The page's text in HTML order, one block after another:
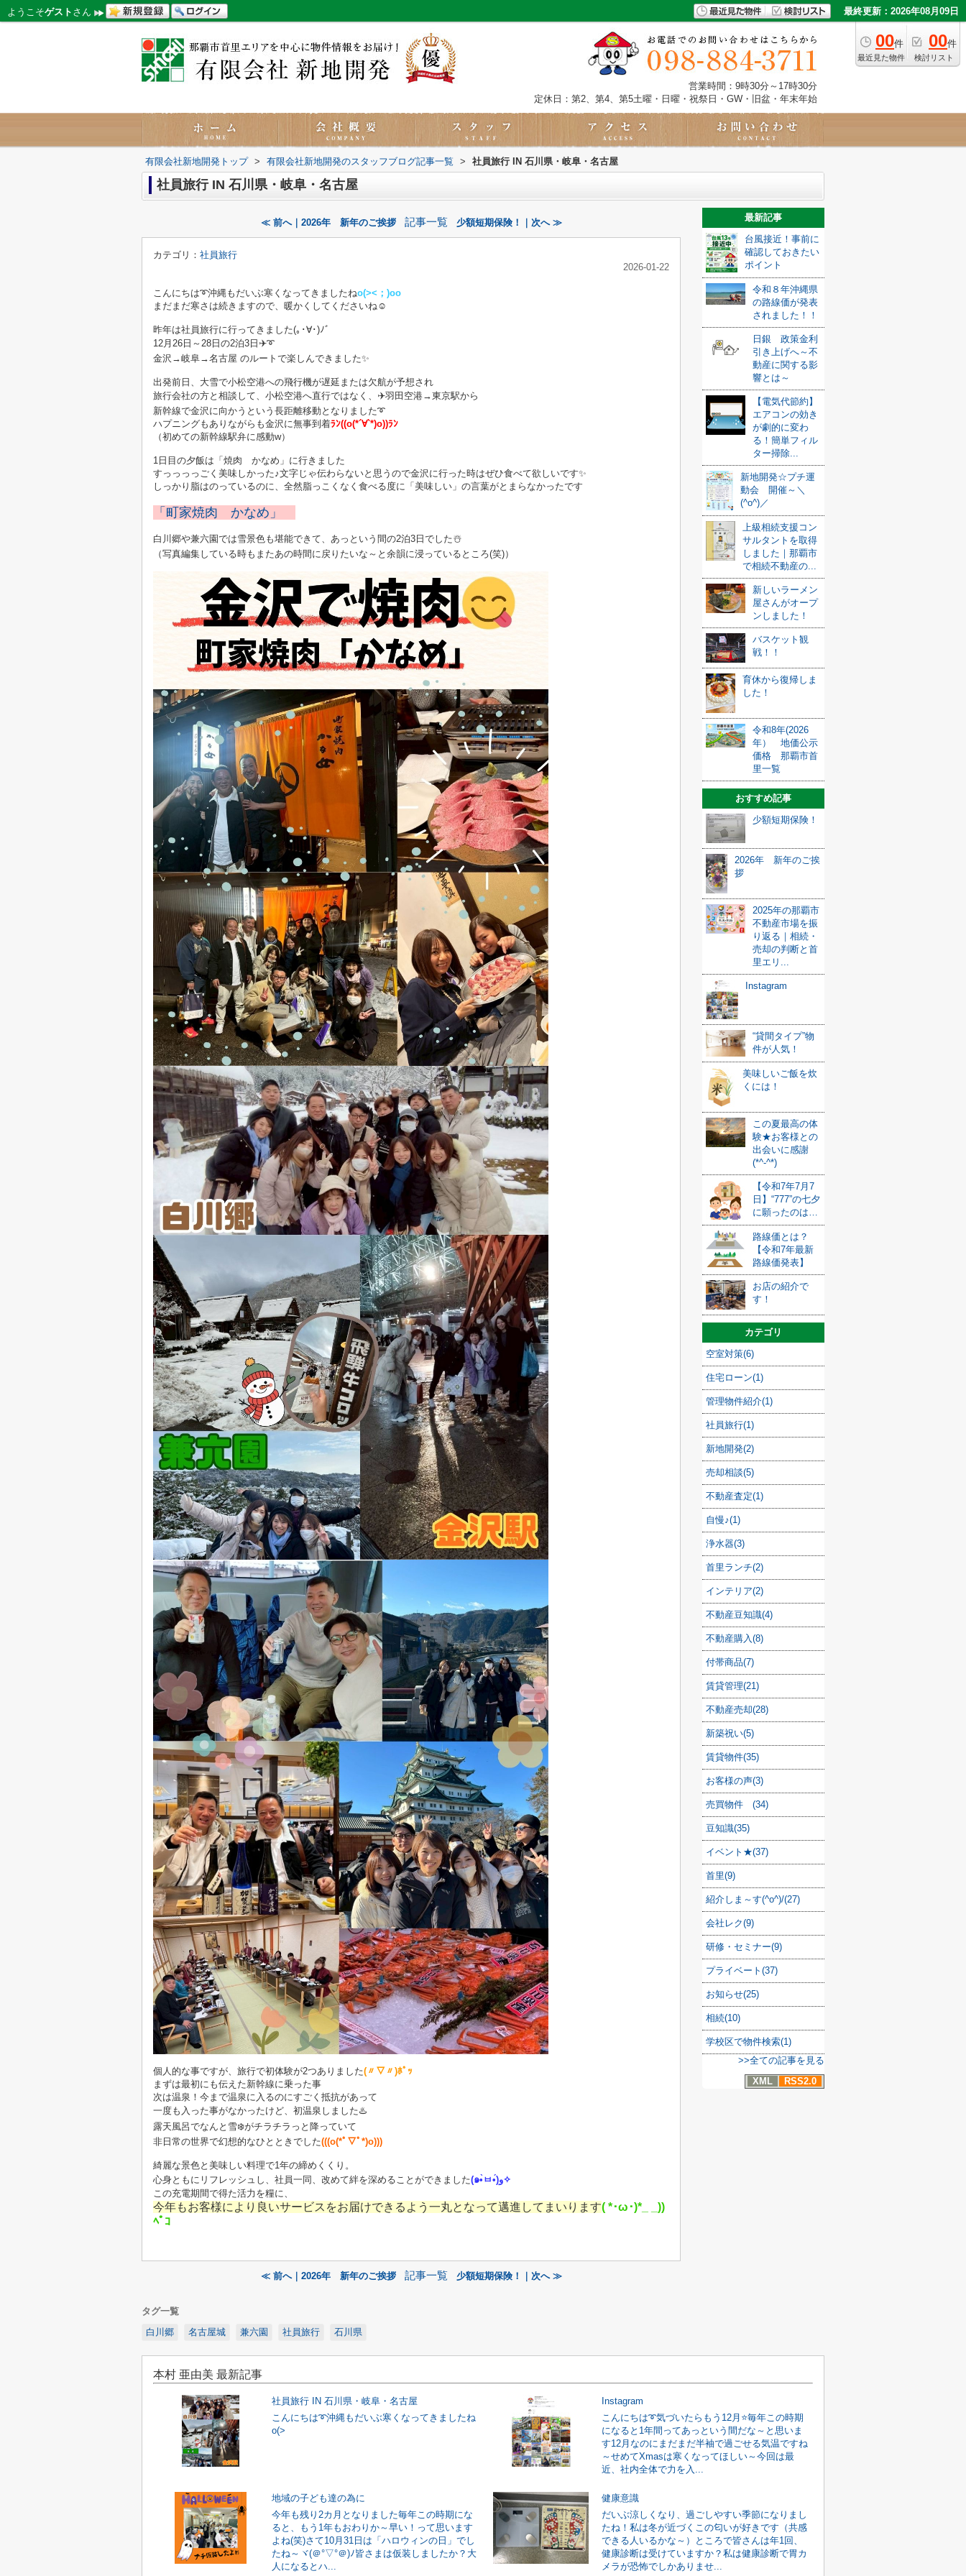
ようこそゲスト さん 最終更新：2026年08月09日
00件
最近見た物件
00件
検討リスト
営業時間：9時30分～17時30分
定休日：第2、第4、第5土曜・日曜・祝祭日・GW・旧盆・年末年始
有限会社新地開発トップ > 有限会社新地開発のスタッフブログ記事一覧 > 社員旅行 IN 石川県・岐阜・名古屋
社員旅行 IN 石川県・岐阜・名古屋
≪ 前へ｜2026年 新年のご挨拶 記事一覧 少額短期保険！｜次へ ≫
カテゴリ： 社員旅行
2026-01-22
こんにちは➰沖縄もだいぶ寒くなってきましたねo(><；)oo
まだまだ寒さは続きますので、暖かくしてくださいね☺️
昨年は社員旅行に行ってきました(｡･∀･)ﾉﾞ
12月26日～28日の2泊3日✈️➰
金沢→岐阜→名古屋 のルートで楽しんできました✨
出発前日、大雪で小松空港への飛行機が遅延または欠航が予想され
旅行会社の方と相談して、小松空港へ直行ではなく、✈️羽田空港→東京駅から
新幹線で金沢に向かうという長距離移動となりました➰
ハプニングもありながらも金沢に無事到着ﾗﾝ((o(*´∀`*)o))ﾗﾝ
（初めての新幹線駅弁に感動w）
1日目の夕飯は「焼肉 かなめ」に行きました
すっっっっごく美味しかった♪文字じゃ伝わらないと思うので金沢に行った時はぜひ食べて欲しいです✨
しっかり脂はのっているのに、全然脂っこくなく食べる度に「美味しい」の言葉がとまらなかったです
「町家焼肉 かなめ」
白川郷や兼六園では雪景色も堪能できて、あっという間の2泊3日でした☃️
（写真編集している時もまたあの時間に戻りたいな～と余韻に浸っているところ(笑)）
個人的な事ですが、旅行で初体験が2つありました(〃▽〃)ﾎﾟｯ
まずは最初にも伝えた新幹線に乗った事
次は温泉！今まで温泉に入るのにすごく抵抗があって
一度も入った事がなかったけど、初温泉しました♨️
露天風呂でなんと雪❄️がチラチラっと降っていて
非日常の世界で幻想的なひとときでした(((o(*ﾟ▽ﾟ*)o)))
綺麗な景色と美味しい料理で1年の締めくくり。
心身ともにリフレッシュし、社員一同、改めて絆を深めることができました
(๑•̀ㅂ•́)و✧
この充電期間で得た活力を糧に、
今年もお客様により良いサービスをお届けできるよう一丸となって邁進してまいります( *･ω･)*_ _))
ﾍﾟｺ
≪ 前へ｜2026年 新年のご挨拶 記事一覧 少額短期保険！｜次へ ≫
タグ一覧
白川郷
名古屋城 兼六園 社員旅行 石川県
最新記事
台風接近！事前に
確認しておきたい
ポイント
令和８年沖縄県
の路線価が発表
されました！！
日銀 政策金利
引き上げへ～不
動産に関する影
響とは～
【電気代節約】
エアコンの効き
が劇的に変わ
る！簡単フィル
ター掃除...
新地開発☆プチ運
動会 開催～＼
(^o^)／
上級相続支援コン
サルタントを取得
しました｜那覇市
で相続不動産の...
新しいラーメン
屋さんがオープ
ンしました！
バスケット観
戦！！
育休から復帰しま
した！
令和8年(2026
年） 地価公示
価格 那覇市首
里一覧
おすすめ記事
少額短期保険！
2026年 新年のご挨
拶
2025年の那覇市
不動産市場を振
り返る｜相続・
売却の判断と首
里エリ...
Instagram
“貸間タイプ”物
件が人気！
美味しいご飯を炊
くには！
この夏最高の体
験★お客様との
出会いに感謝
(*^-^*)
【令和7年7月7
日】“777”の七夕
に願ったのは…
路線価とは？
【令和7年最新
路線価発表】
お店の紹介で
す！
カテゴリ
空室対策(6)
住宅ローン(1)
管理物件紹介(1)
社員旅行(1)
新地開発(2)
売却相談(5)
不動産査定(1)
自慢♪(1)
浄水器(3)
首里ランチ(2)
インテリア(2)
不動産豆知識(4)
不動産購入(8)
付帯商品(7)
賃貸管理(21)
不動産売却(28)
新築祝い(5)
賃貸物件(35)
お客様の声(3)
売買物件 (34)
豆知識(35)
イベント★(37)
首里(9)
紹介しま～す(^o^)/(27)
会社レク(9)
研修・セミナー(9)
プライベート(37)
お知らせ(25)
相続(10)
学校区で物件検索(1)
>>全ての記事を見る
XML
RSS2.0
本村 亜由美 最新記事
社員旅行 IN 石川県・岐阜・名古屋
こんにちは➰沖縄もだいぶ寒くなってきましたね
o(>
Instagram
こんにちは➰気づいたらもう12月⭐毎年この時期
になると1年間ってあっという間だな～と思いま
す12月なのにまだまだ半袖で過ごせる気温ですね
～せめてXmasは寒くなってほしい～今回は最
近、社内全体で力を入...
地域の子ども達の為に
今年も残り2カ月となりました毎年この時期にな
ると、もう1年もおわりか～早い！って思います
よね(笑)さて10月31日は「ハロウィンの日」でし
たね～ヾ(＠°▽°＠)ﾉ皆さまは仮装しましたか？大
人になるとハ...
健康意識
だいぶ涼しくなり、過ごしやすい季節になりまし
たね！私は冬が近づくこの匂いが好きです（共感
できる人いるかな～）ところで皆さんは年1回、
健康診断は受けていますか？私は健康診断で胃カ
メラが恐怖でしかありませ...